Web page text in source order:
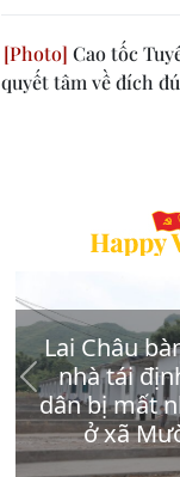
Cao tốc
quyết tâm về đích